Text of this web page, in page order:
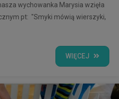
wychowanka Marysia wzięła
pt: "Smyki mówią wierszyki,
WIĘCEJ